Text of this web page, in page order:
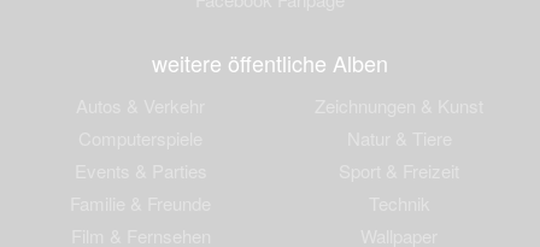
weitere öffentliche Alben